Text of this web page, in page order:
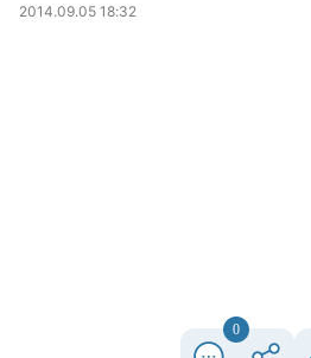
2014.09.05 18:32
0